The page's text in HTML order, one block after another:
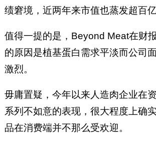
绩窘境，近两年来市值也蒸发超百亿
值得一提的是，Beyond Meat在财
的原因是植基蛋白需求平淡而公司
激烈。
毋庸置疑，今年以来人造肉企业在
系列不如意的表现，很大程度上确
品在消费端并不那么受欢迎。